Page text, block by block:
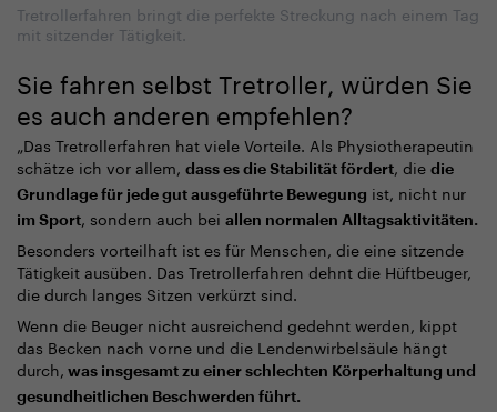
Tretrollerfahren bringt die perfekte Streckung nach einem Tag
mit sitzender Tätigkeit.
Sie fahren selbst Tretroller, würden Sie
es auch anderen empfehlen?
„Das Tretrollerfahren hat viele Vorteile. Als Physiotherapeutin
schätze ich vor allem, dass es die Stabilität fördert, die die
Grundlage für jede gut ausgeführte Bewegung ist, nicht nur
im Sport, sondern auch bei allen normalen Alltagsaktivitäten.
Besonders vorteilhaft ist es für Menschen, die eine sitzende
Tätigkeit ausüben. Das Tretrollerfahren dehnt die Hüftbeuger,
die durch langes Sitzen verkürzt sind.
Wenn die Beuger nicht ausreichend gedehnt werden, kippt
das Becken nach vorne und die Lendenwirbelsäule hängt
durch, was insgesamt zu einer schlechten Körperhaltung und
gesundheitlichen Beschwerden führt.